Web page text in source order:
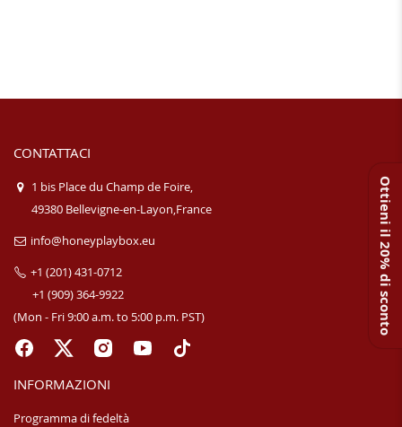
Ottieni il 20% di sconto
CONTATTACI
1 bis Place du Champ de Foire,
49380 Bellevigne-en-Layon,France
info@honeyplaybox.eu
+1 (201) 431-0712
+1 (909) 364-9922
(Mon - Fri 9:00 a.m. to 5:00 p.m. PST)
INFORMAZIONI
Programma di fedeltà